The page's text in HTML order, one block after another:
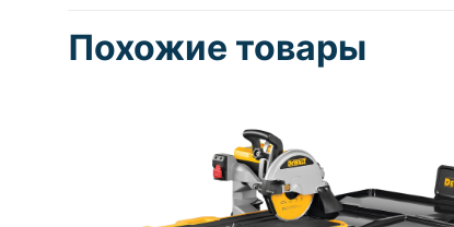
Похожие товары